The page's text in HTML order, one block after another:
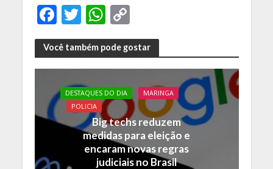
F
ac
e
b
o
o
k
T
w
itt
er
W
h
at
s
A
p
p
C
o
p
y
Li
n
k
Você também pode gostar
DESTAQUES DO DIA
MARINGA
POLICIA
Big techs reduzem
medidas para eleição e
encaram novas regras
judiciais no Brasil